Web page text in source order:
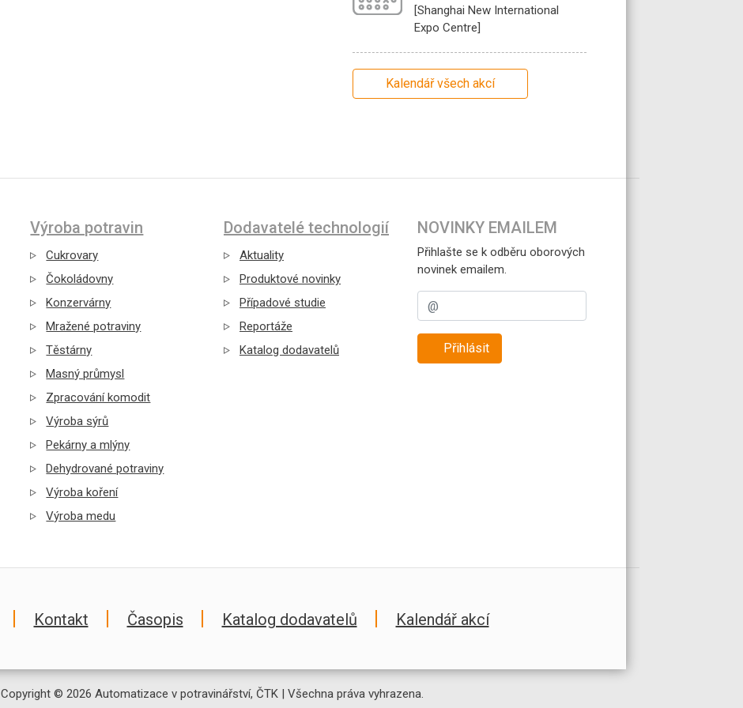
[Shanghai New International
Expo Centre]
Kalendář všech akcí
Výroba potravin
Cukrovary
Čokoládovny
Konzervárny
Mražené potraviny
Těstárny
Masný průmysl
Zpracování komodit
Výroba sýrů
Pekárny a mlýny
Dehydrované potraviny
Výroba koření
Výroba medu
Dodavatelé technologií
Aktuality
Produktové novinky
Případové studie
Reportáže
Katalog dodavatelů
NOVINKY EMAILEM
Přihlašte se k odběru oborových
novinek emailem.
Přihlásit
Kontakt Časopis Katalog dodavatelů Kalendář akcí
Copyright © 2026 Automatizace v potravinářství, ČTK | Všechna práva vyhrazena.